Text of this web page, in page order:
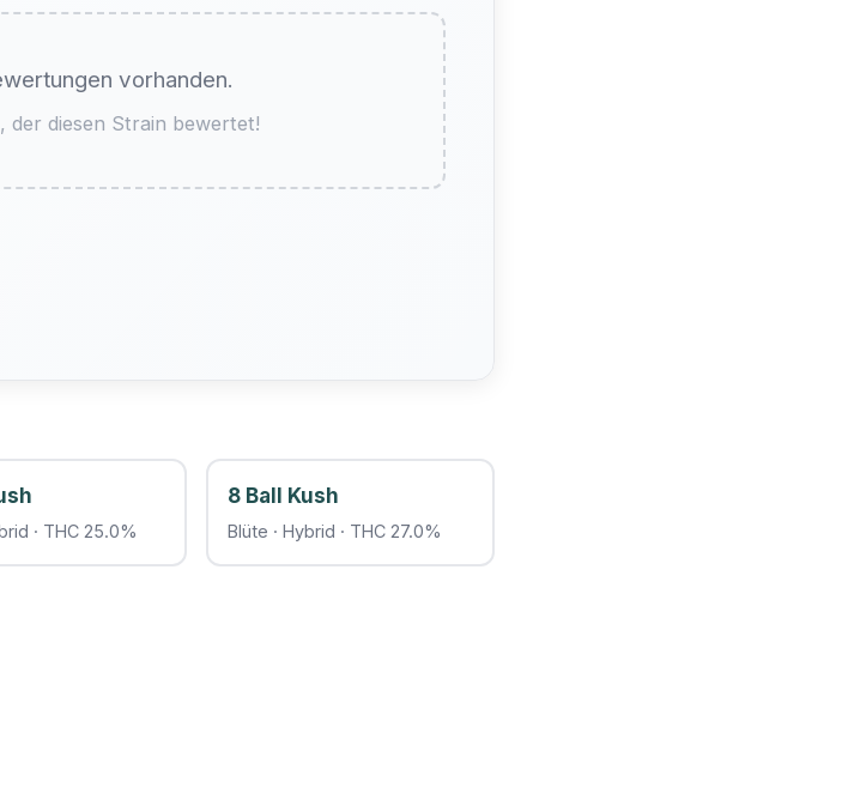
vorhanden.
der diesen Strain bewertet!
· THC 25.0%
8 Ball Kush
Blüte · Hybrid · THC 27.0%